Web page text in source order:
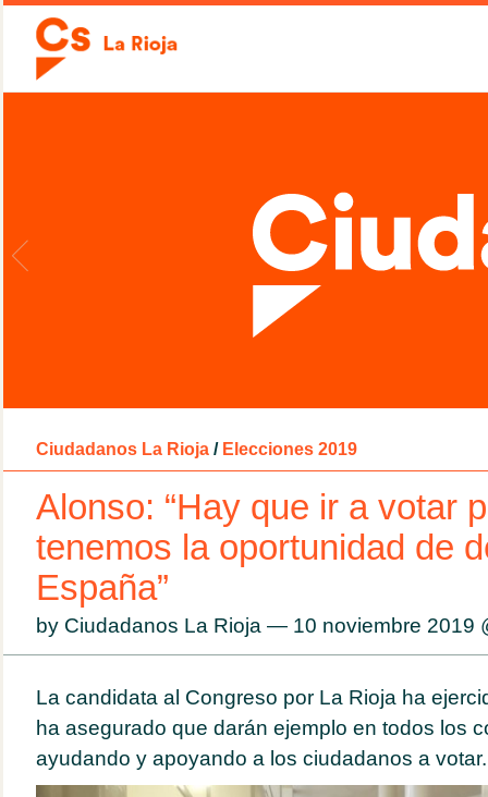
Ciudadanos La Rioja / Elecciones 2019
Alonso: “Hay que ir a votar
tenemos la oportunidad de
España”
by Ciudadanos La Rioja — 10 noviembre 2019
La candidata al Congreso por La Rioja ha
ha asegurado que darán ejemplo en todos los
ayudando y apoyando a los ciudadanos a votar.